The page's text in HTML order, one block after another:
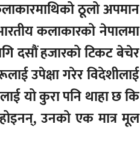
ठूलो अपमान
कलाकारको नेपालमा
दसौं हजारको टिकट बेचेर
उपेक्षा गरेर विदेशीलाई
यो कुरा पनि थाहा छ कि
उनको एक मात्र मूल